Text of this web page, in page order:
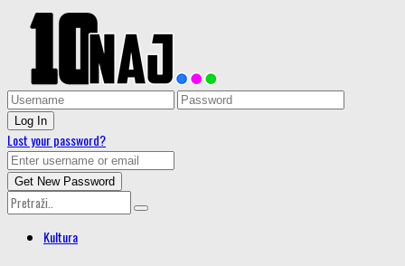
Lost your password?
Kultura